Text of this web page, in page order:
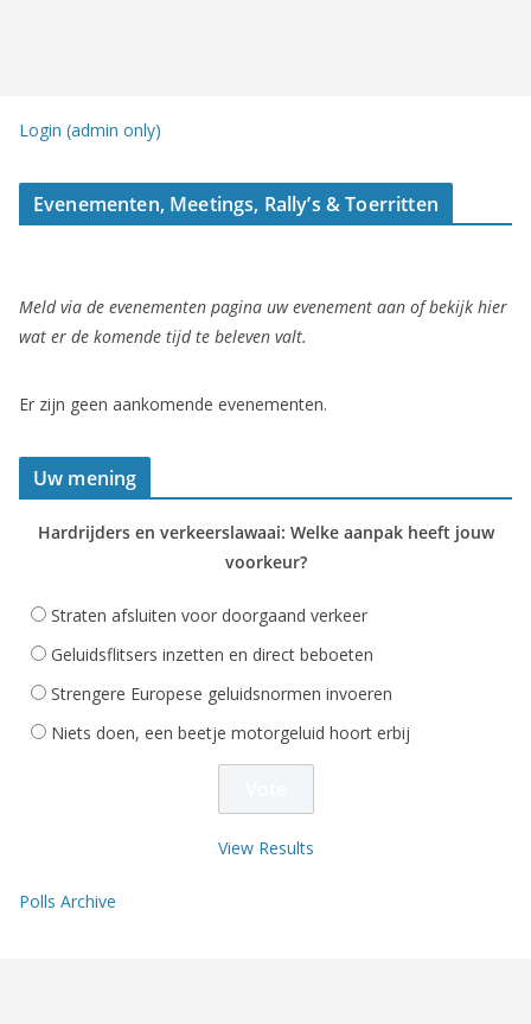
Login (admin only)
Evenementen, Meetings, Rally’s & Toerritten
Meld via de evenementen pagina uw evenement aan of bekijk hier
wat er de komende tijd te beleven valt.
Er zijn geen aankomende evenementen.
Uw mening
Hardrijders en verkeerslawaai: Welke aanpak heeft jouw
voorkeur?
Straten afsluiten voor doorgaand verkeer
Geluidsflitsers inzetten en direct beboeten
Strengere Europese geluidsnormen invoeren
Niets doen, een beetje motorgeluid hoort erbij
View Results
Polls Archive